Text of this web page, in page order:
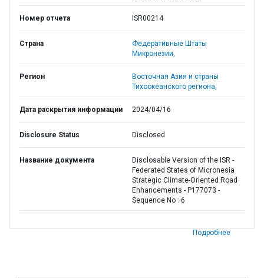
Номер отчета ISR00214
Страна
Федеративные Штаты
Микронезии,
Регион
Восточная Азия и страны
Тихоокеанского региона,
Дата раскрытия информации 2024/04/16
Disclosure Status Disclosed
Название документа
Disclosable Version of the ISR -
Federated States of Micronesia
Strategic Climate-Oriented Road
Enhancements - P177073 -
Sequence No : 6
Подробнее